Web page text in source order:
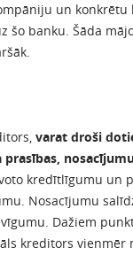
un
šo banku. Šāda
varat droši
kredītlīgumu un
Nosacījumu
Dažiem
kreditors vienmēr